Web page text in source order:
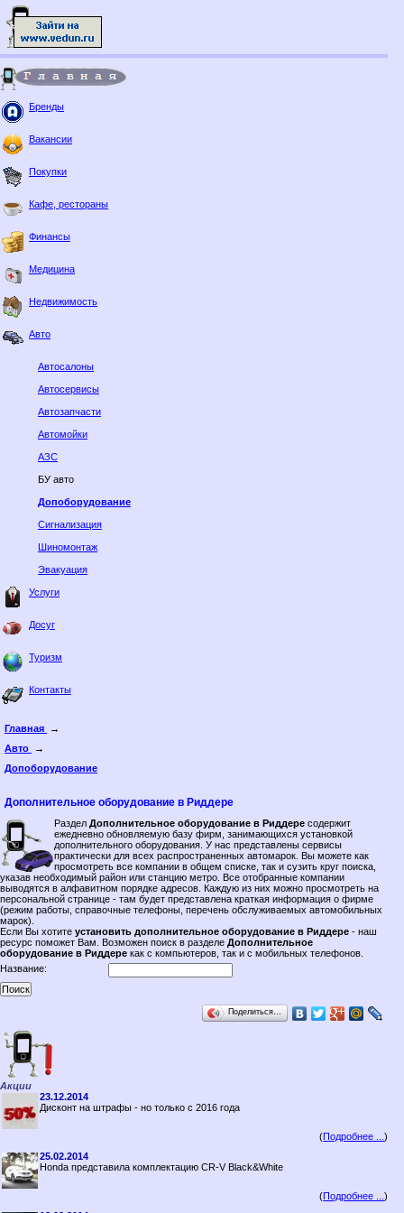
Бренды
Вакансии
Покупки
Кафе, рестораны
Финансы
Медицина
Недвижимость
Авто
Автосалоны
Автосервисы
Автозапчасти
Автомойки
АЗС
БУ авто
Допоборудование
Сигнализация
Шиномонтаж
Эвакуация
Услуги
Досуг
Туризм
Контакты
Главная
→
Авто
→
Допоборудование
Дополнительное оборудование в Риддере
Раздел Дополнительное оборудование в Риддере содержит
ежедневно обновляемую базу фирм, занимающихся установкой
дополнительного оборудования. У нас представлены сервисы
практически для всех распространенных автомарок. Вы можете как
просмотреть все компании в общем списке, так и сузить круг поиска,
указав необходимый район или станцию метро. Все отобранные компании
выводятся в алфавитном порядке адресов. Каждую из них можно просмотреть на
персональной странице - там будет представлена краткая информация о фирме
(режим работы, справочные телефоны, перечень обслуживаемых автомобильных
марок).
Если Вы хотите установить дополнительное оборудование в Риддере - наш
ресурс поможет Вам. Возможен поиск в разделе Дополнительное
оборудование в Риддере как с компьютеров, так и с мобильных телефонов.
Название:
Поделиться…
Акции
23.12.2014
Дисконт на штрафы - но только с 2016 года
(Подробнее ...)
25.02.2014
Honda представила комплектацию CR-V Black&White
(Подробнее ...)